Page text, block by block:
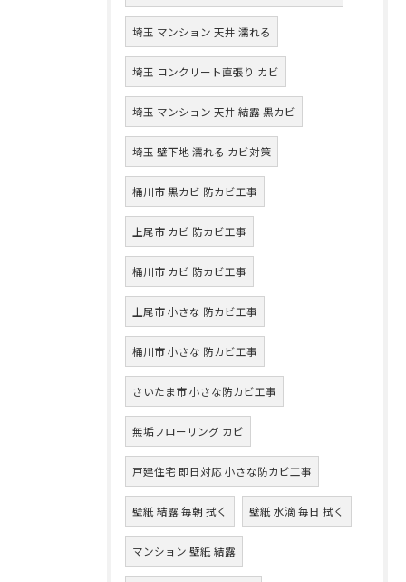
埼玉 マンション 天井 濡れる
埼玉 コンクリート直張り カビ
埼玉 マンション 天井 結露 黒カビ
埼玉 壁下地 濡れる カビ対策
桶川市 黒カビ 防カビ工事
上尾市 カビ 防カビ工事
桶川市 カビ 防カビ工事
上尾市 小さな 防カビ工事
桶川市 小さな 防カビ工事
さいたま市 小さな防カビ工事
無垢フローリング カビ
戸建住宅 即日対応 小さな防カビ工事
壁紙 結露 毎朝 拭く 壁紙 水滴 毎日 拭く
マンション 壁紙 結露